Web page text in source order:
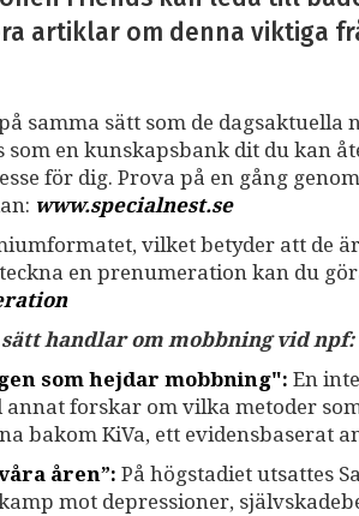
artiklar om denna viktiga
samma sätt som de dagsaktuella
som en kunskapsbank dit du kan
för dig. Prova på en gång
www.specialnest.se
vilket betyder att de
en prenumeration kan du
handlar om mobbning vid npf:
som hejdar mobbning": En
forskar om vilka metoder
bakom KiVa, ett evidensbaserat
åren”: På högstadiet utsattes
mot depressioner,